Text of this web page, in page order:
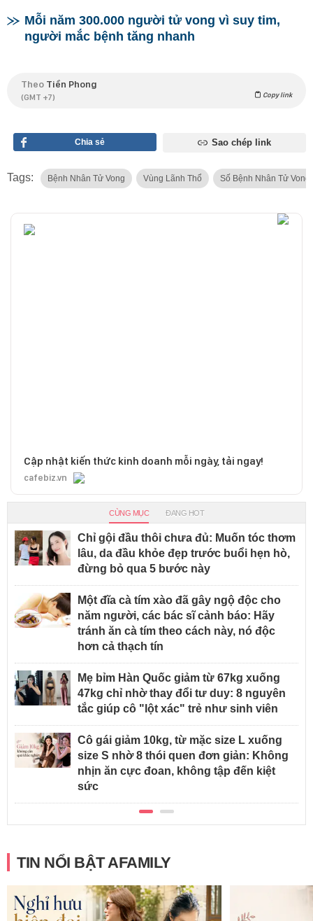
Mỗi năm 300.000 người tử vong vì suy tim,
người mắc bệnh tăng nhanh
Theo Tiền Phong
(GMT +7) Copy link
Chia sẻ Sao chép link
Tags: Bệnh Nhân Tử Vong Vùng Lãnh Thổ Số Bệnh Nhân Tử Vong
Cập nhật kiến thức kinh doanh mỗi ngày, tải ngay!
cafebiz.vn
CÙNG MỤC ĐANG HOT
Chỉ gội đầu thôi chưa đủ: Muốn tóc thơm
lâu, da đầu khỏe đẹp trước buổi hẹn hò,
đừng bỏ qua 5 bước này
Một đĩa cà tím xào đã gây ngộ độc cho
năm người, các bác sĩ cảnh báo: Hãy
tránh ăn cà tím theo cách này, nó độc
hơn cả thạch tín
Mẹ bỉm Hàn Quốc giảm từ 67kg xuống
47kg chỉ nhờ thay đổi tư duy: 8 nguyên
tắc giúp cô "lột xác" trẻ như sinh viên
Cô gái giảm 10kg, từ mặc size L xuống
size S nhờ 8 thói quen đơn giản: Không
nhịn ăn cực đoan, không tập đến kiệt
sức
TIN NỔI BẬT AFAMILY